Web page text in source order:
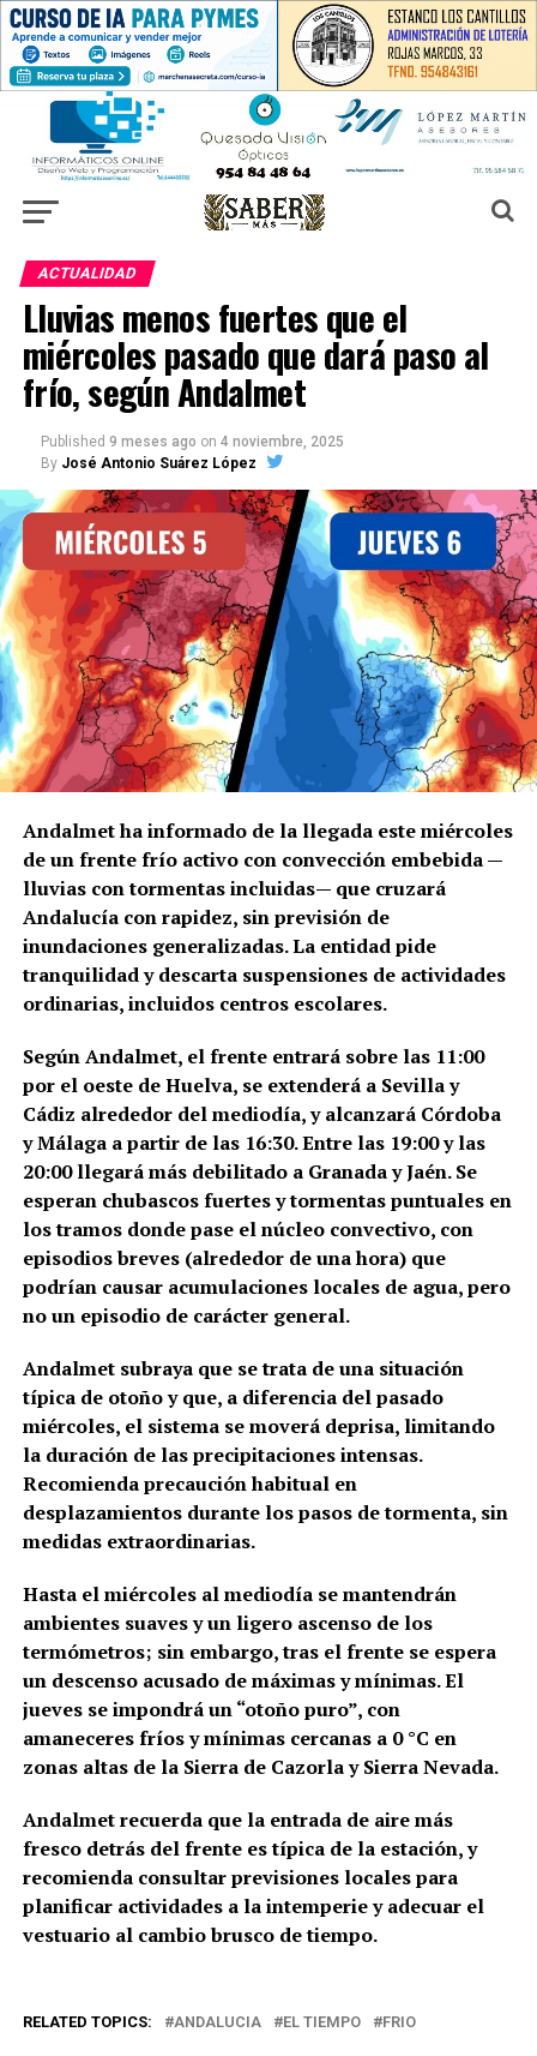
ACTUALIDAD
Lluvias menos fuertes que el
miércoles pasado que dará paso al
frío, según Andalmet
Published 9 meses ago on 4 noviembre, 2025
By José Antonio Suárez López
Andalmet ha informado de la llegada este miércoles
de un frente frío activo con convección embebida —
lluvias con tormentas incluidas— que cruzará
Andalucía con rapidez, sin previsión de
inundaciones generalizadas. La entidad pide
tranquilidad y descarta suspensiones de actividades
ordinarias, incluidos centros escolares.
Según Andalmet, el frente entrará sobre las 11:00
por el oeste de Huelva, se extenderá a Sevilla y
Cádiz alrededor del mediodía, y alcanzará Córdoba
y Málaga a partir de las 16:30. Entre las 19:00 y las
20:00 llegará más debilitado a Granada y Jaén. Se
esperan chubascos fuertes y tormentas puntuales en
los tramos donde pase el núcleo convectivo, con
episodios breves (alrededor de una hora) que
podrían causar acumulaciones locales de agua, pero
no un episodio de carácter general.
Andalmet subraya que se trata de una situación
típica de otoño y que, a diferencia del pasado
miércoles, el sistema se moverá deprisa, limitando
la duración de las precipitaciones intensas.
Recomienda precaución habitual en
desplazamientos durante los pasos de tormenta, sin
medidas extraordinarias.
Hasta el miércoles al mediodía se mantendrán
ambientes suaves y un ligero ascenso de los
termómetros; sin embargo, tras el frente se espera
un descenso acusado de máximas y mínimas. El
jueves se impondrá un “otoño puro”, con
amaneceres fríos y mínimas cercanas a 0 °C en
zonas altas de la Sierra de Cazorla y Sierra Nevada.
Andalmet recuerda que la entrada de aire más
fresco detrás del frente es típica de la estación, y
recomienda consultar previsiones locales para
planificar actividades a la intemperie y adecuar el
vestuario al cambio brusco de tiempo.
RELATED TOPICS: ANDALUCIA EL TIEMPO FRIO